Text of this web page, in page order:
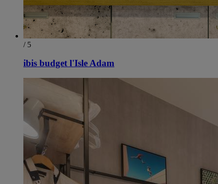
/ 5
ibis budget l'Isle Adam